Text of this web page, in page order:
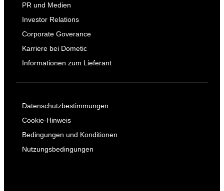
PR und Medien
Investor Relations
Corporate Goverance
Karriere bei Dometic
Informationen zum Lieferant
Datenschutzbestimmungen
Cookie-Hinweis
Bedingungen und Konditionen
Nutzungsbedingungen